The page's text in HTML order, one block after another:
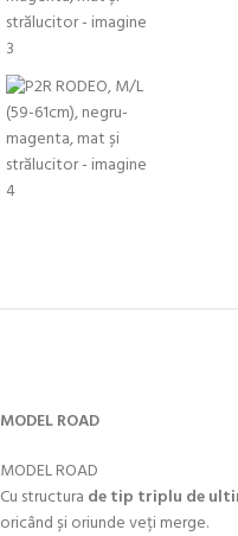
MODEL ROAD
MODEL ROAD
Cu structura de tip triplu de
oricând și oriunde veți merge.